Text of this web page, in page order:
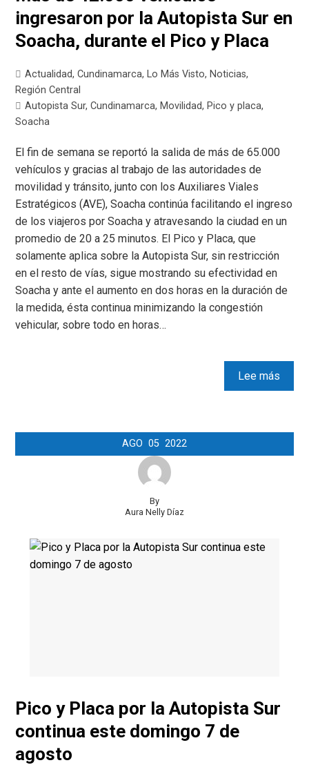
ingresaron por la Autopista Sur en
Soacha, durante el Pico y Placa
Actualidad,Cundinamarca, Lo Más Visto, Noticias,
Región Central
Autopista Sur,Cundinamarca, Movilidad, Pico y placa,
Soacha
El fin de semana se reportó la salida de más de 65.000
vehículos y gracias al trabajo de las autoridades de
movilidad y tránsito, junto con los Auxiliares Viales
Estratégicos (AVE), Soacha continúa facilitando el ingreso
de los viajeros por Soacha y atravesando la ciudad en un
promedio de 20 a 25 minutos. El Pico y Placa, que
solamente aplica sobre la Autopista Sur, sin restricción
en el resto de vías, sigue mostrando su efectividad en
Soacha y ante el aumento en dos horas en la duración de
la medida, ésta continua minimizando la congestión
vehicular, sobre todo en horas…
Lee más
AGO 05 2022
By
Aura Nelly Díaz
Pico y Placa por la Autopista Sur
continua este domingo 7 de
agosto